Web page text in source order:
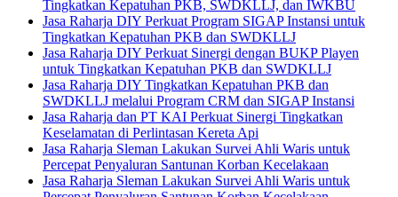
Tingkatkan Kepatuhan PKB, SWDKLLJ, dan IWKBU
Jasa Raharja DIY Perkuat Program SIGAP Instansi untuk
Tingkatkan Kepatuhan PKB dan SWDKLLJ
Jasa Raharja DIY Perkuat Sinergi dengan BUKP Playen
untuk Tingkatkan Kepatuhan PKB dan SWDKLLJ
Jasa Raharja DIY Tingkatkan Kepatuhan PKB dan
SWDKLLJ melalui Program CRM dan SIGAP Instansi
Jasa Raharja dan PT KAI Perkuat Sinergi Tingkatkan
Keselamatan di Perlintasan Kereta Api
Jasa Raharja Sleman Lakukan Survei Ahli Waris untuk
Percepat Penyaluran Santunan Korban Kecelakaan
Jasa Raharja Sleman Lakukan Survei Ahli Waris untuk